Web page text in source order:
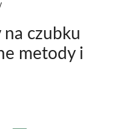
na czubku
metody i